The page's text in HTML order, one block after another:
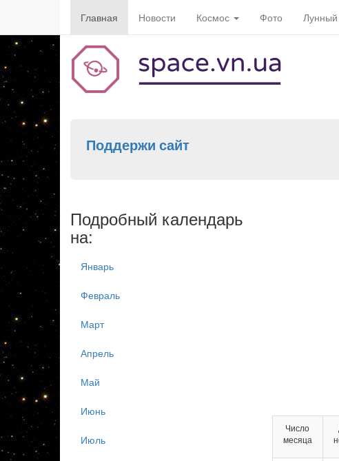
Главная Новости Космос Фото Лунный
Поддержи сайт
Число
месяца
Подробный календарь
на:
Январь
Февраль
Март
Апрель
Май
Июнь
Июль